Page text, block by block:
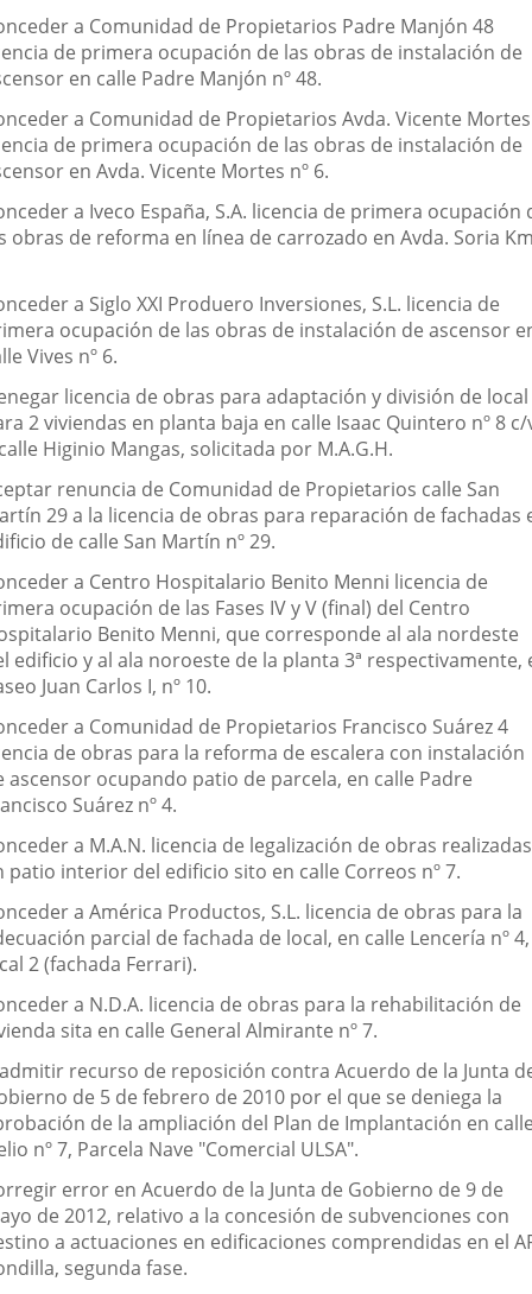
a Comunidad de Propietarios Padre Manjón 48
de primera ocupación de las obras de instalación de
en calle Padre Manjón nº 48.
a Comunidad de Propietarios Avda. Vicente
de primera ocupación de las obras de instalación de
en Avda. Vicente Mortes nº 6.
a Iveco España, S.A. licencia de primera ocupación
obras de reforma en línea de carrozado en Avda. Soria
a Siglo XXI Produero Inversiones, S.L. licencia de
ocupación de las obras de instalación de ascensor
Vives nº 6.
licencia de obras para adaptación y división de local
2 viviendas en planta baja en calle Isaac Quintero nº 8 c/
Higinio Mangas, solicitada por M.A.G.H.
renuncia de Comunidad de Propietarios calle San
29 a la licencia de obras para reparación de fachadas
de calle San Martín nº 29.
a Centro Hospitalario Benito Menni licencia de
ocupación de las Fases IV y V (final) del Centro
Benito Menni, que corresponde al ala nordeste
edificio y al ala noroeste de la planta 3ª respectivamente,
Juan Carlos I, nº 10.
a Comunidad de Propietarios Francisco Suárez 4
de obras para la reforma de escalera con instalación
ascensor ocupando patio de parcela, en calle Padre
Suárez nº 4.
a M.A.N. licencia de legalización de obras realizadas
patio interior del edificio sito en calle Correos nº 7.
a América Productos, S.L. licencia de obras para la
parcial de fachada de local, en calle Lencería nº 4,
2 (fachada Ferrari).
a N.D.A. licencia de obras para la rehabilitación de
sita en calle General Almirante nº 7.
recurso de reposición contra Acuerdo de la Junta
de 5 de febrero de 2010 por el que se deniega la
de la ampliación del Plan de Implantación en
nº 7, Parcela Nave "Comercial ULSA".
error en Acuerdo de la Junta de Gobierno de 9 de
de 2012, relativo a la concesión de subvenciones con
a actuaciones en edificaciones comprendidas en el
segunda fase.